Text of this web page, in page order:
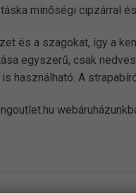
minőségi cipzárral
és a szagokat, így a
egyszerű, csak
használható. A